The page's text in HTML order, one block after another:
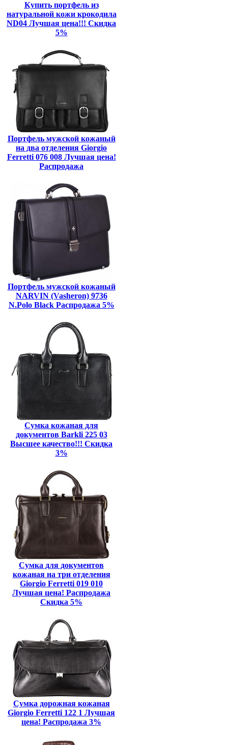
Купить портфель из
натуральной кожи крокодила
ND04 Лучшая цена!!! Скидка
5%
Портфель мужской кожаный
на два отделения Giorgio
Ferretti 076 008 Лучшая цена!
Распродажа
Портфель мужской кожаный
NARVIN (Vasheron) 9736
N.Polo Black Распродажа 5%
Сумка кожаная для
документов Barkli 225 03
Высшее качество!!! Скидка
3%
Сумка для документов
кожаная на три отделения
Giorgio Ferretti 019 010
Лучшая цена! Распродажа
Скидка 5%
Сумка дорожная кожаная
Giorgio Ferretti 122 1 Лучшая
цена! Распродажа 3%